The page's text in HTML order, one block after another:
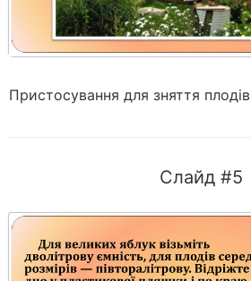
Пристосування для зняття плодів
Слайд #5